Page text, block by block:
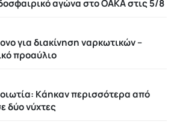
αγώνα στο ΟΑΚΑ στις 5/8
για διακίνηση ναρκωτικών –
προαύλιο
Kάηκαν περισσότερα από
δύο νύχτες